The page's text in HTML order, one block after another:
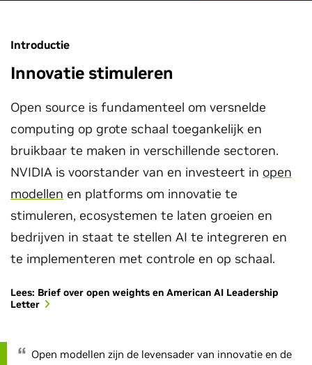
Introductie
Innovatie stimuleren
Open source is fundamenteel om versnelde
computing op grote schaal toegankelijk en
bruikbaar te maken in verschillende sectoren.
NVIDIA is voorstander van en investeert in open
modellen en platforms om innovatie te
stimuleren, ecosystemen te laten groeien en
bedrijven in staat te stellen AI te integreren en
te implementeren met controle en op schaal.
Lees: Brief over open weights en American AI Leadership
Letter
Open modellen zijn de levensader van innovatie en de